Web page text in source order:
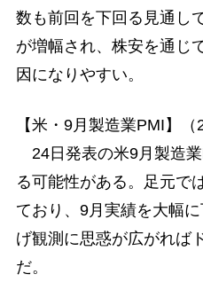
数も前回を下回る見通し
が増幅され、株安を通じ
因になりやすい。
【米・9月製造業PMI】（
24日発表の米9月製造
る可能性がある。足元で
ており、9月実績を大幅
げ観測に思惑が広がれば
だ。